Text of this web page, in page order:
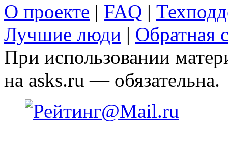
О проекте | FAQ |
Лучшие люди | Обратная
При использовании
на asks.ru — обязательна.